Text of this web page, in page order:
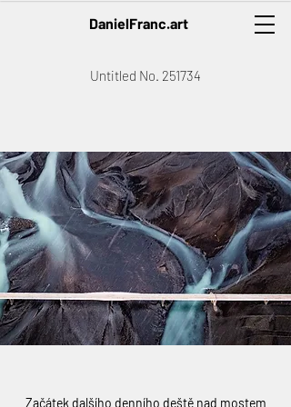
DanielFranc.art
Untitled No. 251734
Začátek dalšího denního deště nad mostem